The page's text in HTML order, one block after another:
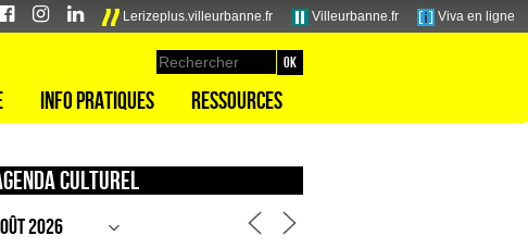
Lerizeplus.villeurbanne.fr Villeurbanne.fr Viva en ligne
Info pratiques Ressources
culturel